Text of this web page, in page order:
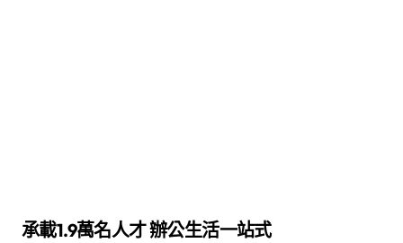
承載1.9萬名人才 辦公生活一站式